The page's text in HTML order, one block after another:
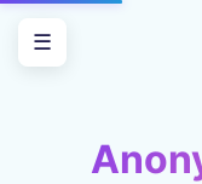
Inhalt
springen
☰